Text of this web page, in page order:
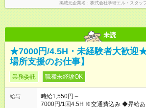
掲載元企業名 株式会社学研エル・スタッ
未読
★7000円/4.5H・未経験者大歓迎
場所支援のお仕事】
業務委託 職種未経験OK
給与
時給1,550円～
7000円/1回4.5H ※交通費込み ◆昇給